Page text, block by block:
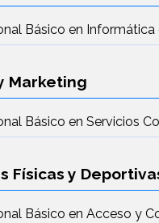
Básico en Informática
Marketing
Básico en Servicios
Físicas y
Básico en Acceso y